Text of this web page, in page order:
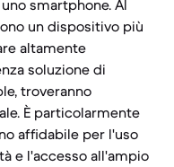
smartphone. Al
un dispositivo più
altamente
soluzione di
troveranno
È particolarmente
affidabile per l'uso
e l'accesso all'ampio